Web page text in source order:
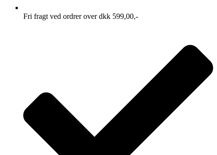
Fri fragt ved ordrer over dkk 599,00,-